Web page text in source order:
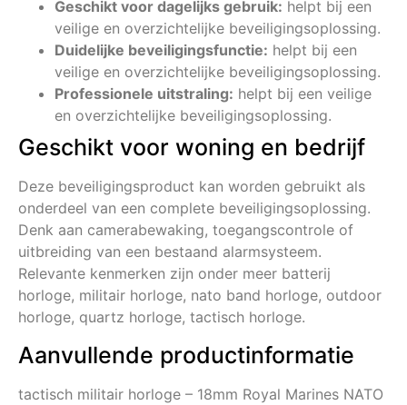
Geschikt voor dagelijks gebruik: helpt bij een
veilige en overzichtelijke beveiligingsoplossing.
Duidelijke beveiligingsfunctie: helpt bij een
veilige en overzichtelijke beveiligingsoplossing.
Professionele uitstraling: helpt bij een veilige
en overzichtelijke beveiligingsoplossing.
Geschikt voor woning en bedrijf
Deze beveiligingsproduct kan worden gebruikt als
onderdeel van een complete beveiligingsoplossing.
Denk aan camerabewaking, toegangscontrole of
uitbreiding van een bestaand alarmsysteem.
Relevante kenmerken zijn onder meer batterij
horloge, militair horloge, nato band horloge, outdoor
horloge, quartz horloge, tactisch horloge.
Aanvullende productinformatie
tactisch militair horloge – 18mm Royal Marines NATO